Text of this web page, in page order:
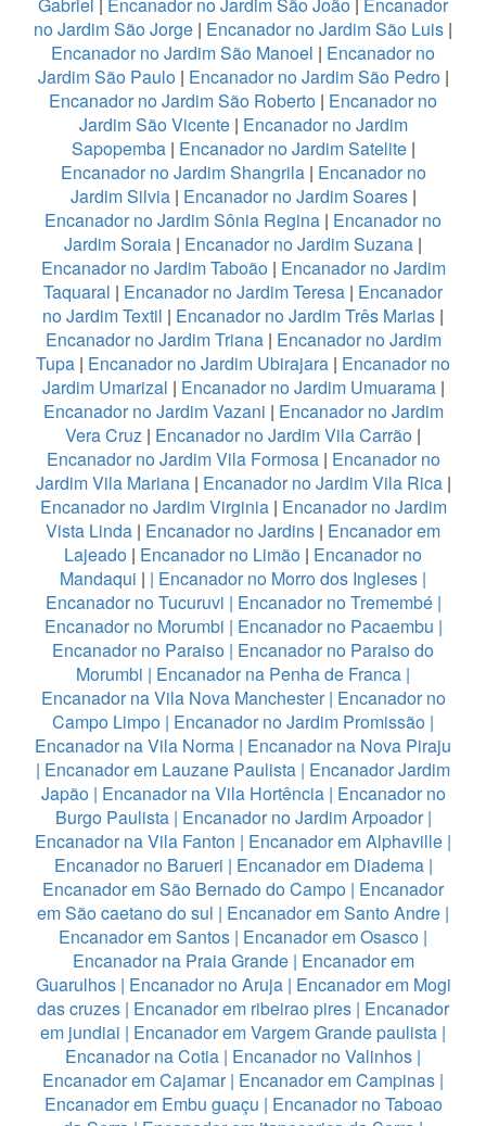
no Jardim São Jorge | Encanador no Jardim São Luis |
Encanador no Jardim São Manoel | Encanador no
Jardim São Paulo| Encanador no Jardim São Pedro|
Encanador no Jardim São Roberto | Encanador no
Jardim São Vicente| Encanador no Jardim
Sapopemba| Encanador no Jardim Satelite|
Encanador no Jardim Shangrila| Encanador no
Jardim Silvia| Encanador no Jardim Soares|
Encanador no Jardim Sônia Regina | Encanador no
Jardim Soraia | Encanador no Jardim Suzana |
Encanador no Jardim Taboão| Encanador no Jardim
Taquaral | Encanador no Jardim Teresa | Encanador
no Jardim Textil | Encanador no Jardim Três Marias |
Encanador no Jardim Triana| Encanador no Jardim
Tupa | Encanador no Jardim Ubirajara | Encanador no
Jardim Umarizal | Encanador no Jardim Umuarama|
Encanador no Jardim Vazani | Encanador no Jardim
Vera Cruz | Encanador no Jardim Vila Carrão |
Encanador no Jardim Vila Formosa| Encanador no
Jardim Vila Mariana| Encanador no Jardim Vila Rica|
Encanador no Jardim Virginia| Encanador no Jardim
Vista Linda | Encanador no Jardins | Encanador em
Lajeado | Encanador no Limão | Encanador no
Mandaqui | | Encanador no Morro dos Ingleses |
Encanador no Tucuruvi | Encanador no Tremembé|
Encanador no Morumbi | Encanador no Pacaembu |
Encanador no Paraiso | Encanador no Paraiso do
Morumbi | Encanador na Penha de Franca |
Encanador na Vila Nova Manchester| Encanador no
Campo Limpo | Encanador no Jardim Promissão |
Encanador na Vila Norma | Encanador na Nova Piraju
| Encanador em Lauzane Paulista | Encanador Jardim
Japão| Encanador na Vila Hortência| Encanador no
Burgo Paulista| Encanador no Jardim Arpoador|
Encanador na Vila Fanton | Encanador em Alphaville |
Encanador no Barueri | Encanador em Diadema|
Encanador em São Bernado do Campo | Encanador
em São caetano do sul | Encanador em Santo Andre |
Encanador em Santos | Encanador em Osasco |
Encanador na Praia Grande| Encanador em
Guarulhos| Encanador no Aruja| Encanador em Mogi
das cruzes | Encanador em ribeirao pires | Encanador
em jundiai | Encanador em Vargem Grande paulista |
Encanador na Cotia | Encanador no Valinhos |
Encanador em Cajamar| Encanador em Campinas |
Encanador em Embu guaçu | Encanador no Taboao